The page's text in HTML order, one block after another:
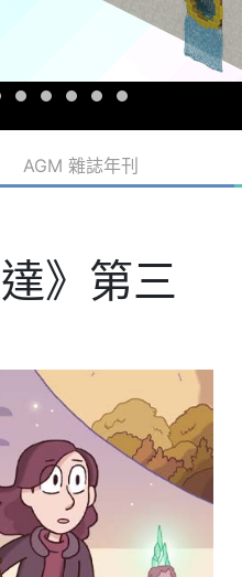
AGM 雜誌年刊
》第三